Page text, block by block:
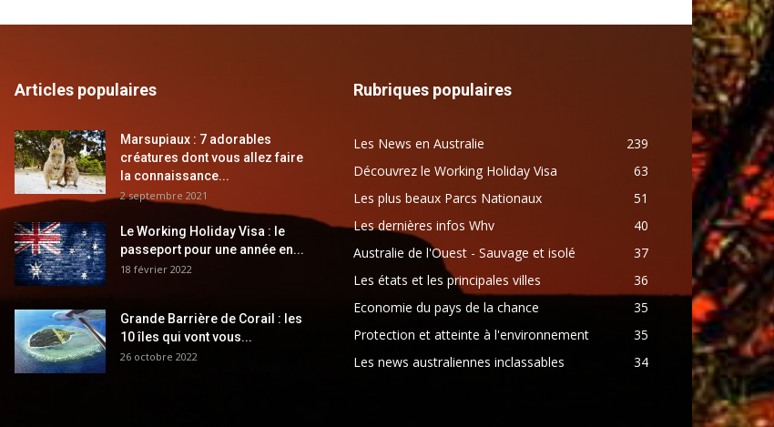
Articles populaires
Marsupiaux : 7 adorables
créatures dont vous allez faire
la connaissance...
2 septembre 2021
Le Working Holiday Visa : le
passeport pour une année en...
18 février 2022
Grande Barrière de Corail : les
10 îles qui vont vous...
26 octobre 2022
Rubriques populaires
Les News en Australie
239
Découvrez le Working Holiday Visa
63
Les plus beaux Parcs Nationaux
51
Les dernières infos Whv
40
Australie de l'Ouest - Sauvage et isolé
37
Les états et les principales villes
36
Economie du pays de la chance
35
Protection et atteinte à l'environnement
35
Les news australiennes inclassables
34